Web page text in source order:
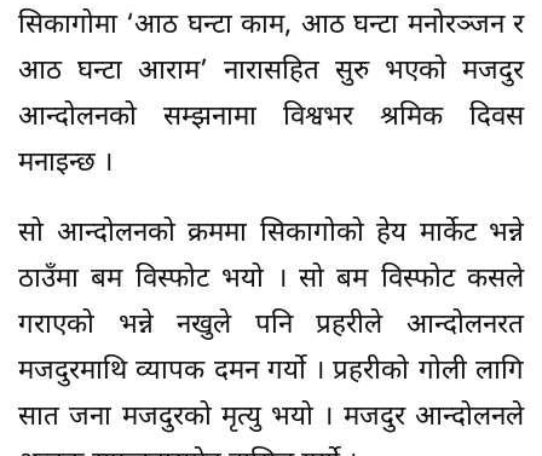
सिकागोमा ‘आठ घन्टा काम, आठ घन्टा मनोरञ्जन र
आठ घन्टा आराम’ नारासहित सुरु भएको मजदुर
आन्दोलनको सम्झनामा विश्वभर श्रमिक दिवस
मनाइन्छ ।
सो आन्दोलनको क्रममा सिकागोको हेय मार्केट भन्ने
ठाउँमा बम विस्फोट भयो । सो बम विस्फोट कसले
गराएको भन्ने नखुले पनि प्रहरीले आन्दोलनरत
मजदुरमाथि व्यापक दमन गर्यो । प्रहरीको गोली लागि
सात जना मजदुरको मृत्यु भयो । मजदुर आन्दोलनले